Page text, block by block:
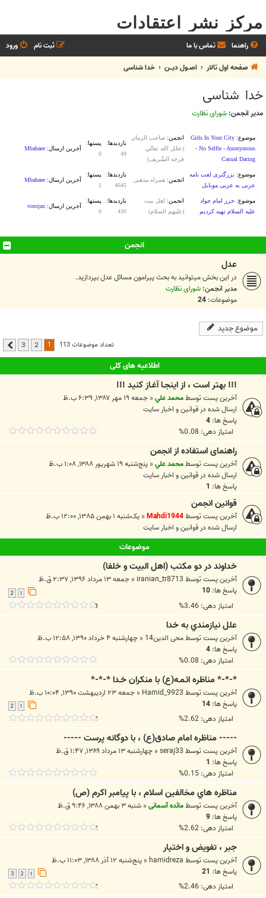
مرکز نشر اعتقادات
راهنما تماس با ما ورود
ثبت نام
صفحه اول تالار
اصـول ديــن خدا شناسی
خدا شناسی
مدیر انجمن: شورای نظارت
انجمن
عدل
در اين بخش ميتوانيد به بحث پيرامون مسائل عدل بپردازيد.
مدیر انجمن: شورای نظارت
موضوعات: 24
موضوع جدید
تعداد موضوعات 113 2
3 بعدی
اطلاعیه های کلی
!!! بهتر است ، از اينجـا آغـاز کنيد !!!
آخرین پست توسطمحمد علي« جمعه ۱۹ مهر ۱۳۸۷, ۶:۳۹ ب.ظ
ارسال شده در قوانين و اخبار سايت
پاسخ ها: 4
امتیاز دهی: 0.08%
راهنمای استفاده از انجمن
آخرین پست توسطمحمد علي« پنج‌شنبه ۱۹ شهریور ۱۳۸۸, ۱:۰۸ ب.ظ
ارسال شده در قوانين و اخبار سايت
پاسخ ها: 1
قوانین انجمن
آخرین پست توسطMahdi1944
« یک‌شنبه ۱ بهمن ۱۳۸۵, ۱۲:۰۰ ب.ظ
ارسال شده در قوانين و اخبار سايت
موضوعات
خداوند در دو مكتب (اهل البيت و خلفا)
آخرین پست توسطiranian_tr8713
« جمعه ۱۳ مرداد ۱۳۹۶, ۲:۳۷ ق.ظ
پاسخ ها: 10
امتیاز دهی: 3.46%
علل نيازمندي به خدا
آخرین پست توسطمحی الدین14 « چهارشنبه ۴ خرداد ۱۳۹۰, ۱۲:۵۸ ب.ظ
پاسخ ها: 4
امتیاز دهی: 0.08%
*-*-* مناظره ائـمـه(ع) با منکران خـدا *-*-*
آخرین پست توسطHamid_9923
« جمعه ۲۳ اردیبهشت ۱۳۹۰, ۱۰:۰۴ ب.ظ
پاسخ ها: 14
امتیاز دهی: 2.62%
----- مناظره امام صادق(ع) ، با دوگانه پرست -----
آخرین پست توسطseraj33
« چهارشنبه ۱۳ مرداد ۱۳۸۹, ۱:۴۷ ق.ظ
پاسخ ها: 1
امتیاز دهی: 0.15%
مناظره هاي مخالفين اسلام ، با پیامبر اکرم (ص)
آخرین پست توسطمائده آسمانی« شنبه ۳ بهمن ۱۳۸۸, ۹:۴۶ ق.ظ
پاسخ ها: 9
امتیاز دهی: 2.62%
جبر ، تفویض و اختیار
آخرین پست توسطhamidreza
« پنج‌شنبه ۱۲ آذر ۱۳۸۸, ۱۱:۰۳ ب.ظ
پاسخ ها: 21
3
امتیاز دهی: 2.46%